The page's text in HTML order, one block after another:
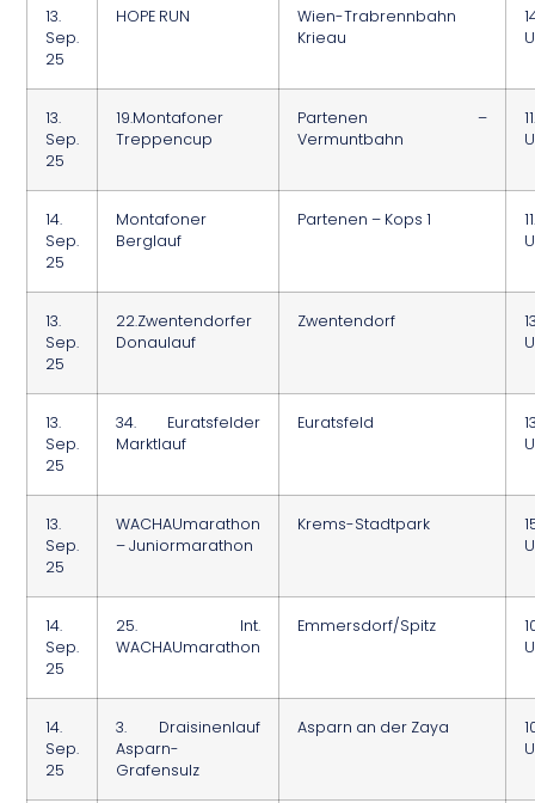
13.
Sep.
25
HOPE RUN
Wien-Trabrennbahn
Krieau
13.
Sep.
25
19.Montafoner
Treppencup
Partenen –
Vermuntbahn
14.
Sep.
25
Montafoner
Berglauf
Partenen – Kops 1
13.
Sep.
25
22.Zwentendorfer
Donaulauf
Zwentendorf
13.
Sep.
25
34. Euratsfelder
Marktlauf
Euratsfeld
13.
Sep.
25
WACHAUmarathon
– Juniormarathon
Krems-Stadtpark
14.
Sep.
25
25. Int.
WACHAUmarathon
Emmersdorf/Spitz
14.
Sep.
25
3. Draisinenlauf
Asparn-
Grafensulz
Asparn an der Zaya